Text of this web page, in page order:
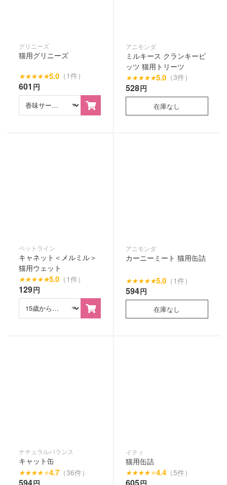
グリニーズ
猫用グリニーズ
★★★★★5.0 （1件）
601 円
アニモンダ
ミルキース クランキービ
ッツ 猫用トリーツ
★★★★★5.0（3件）
528円
在庫なし
ペットライン
キャネット＜メルミル＞
猫用ウェット
★★★★★5.0 （1件）
129円
アニモンダ
カーニーミート 猫用缶詰
★★★★★5.0（1件）
594円
在庫なし
ナチュラルバランス
キャット缶
★★★★★4.7 （36件）
イティ
猫用缶詰
★★★★★4.4（5件）